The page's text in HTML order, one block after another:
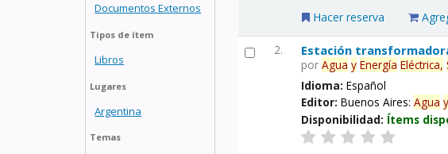
Documentos Externos
Tipos de ítem
Libros
Lugares
Argentina
Temas
Hacer reserva
2. Estación
porAgua y Energía Eléctrica,
Idioma:Español
Editor:Buenos Aires:Agua y
Disponibilidad: Ítems